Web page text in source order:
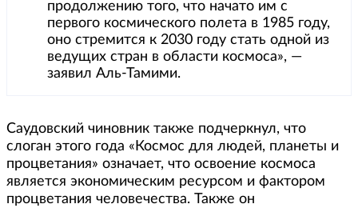
продолжению того, что начато им с
первого космического полета в 1985 году,
оно стремится к 2030 году стать одной из
ведущих стран в области космоса», —
заявил Аль-Тамими.
Саудовский чиновник также подчеркнул, что
слоган этого года «Космос для людей, планеты и
процветания» означает, что освоение космоса
является экономическим ресурсом и фактором
процветания человечества. Также он